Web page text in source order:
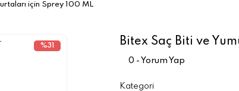
için Sprey 100 ML
%31 Bitex Saç Biti ve
0 - Yorum Yap
Kategori